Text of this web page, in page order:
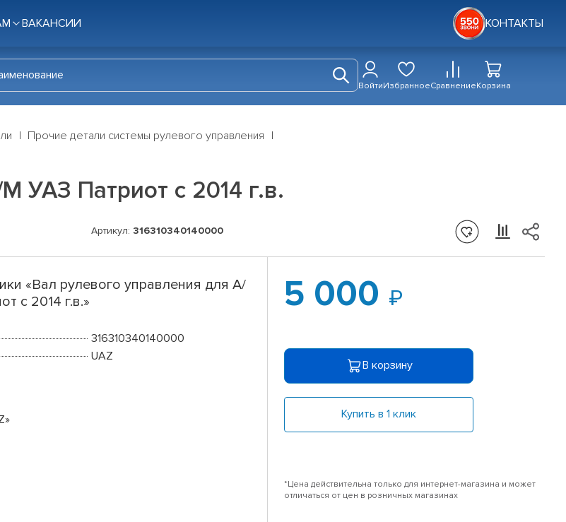
ВАКАНСИИ КОНТАКТЫ
ВойтиИзбранноеСравнениеКорзина
Прочие детали системы рулевого управления
УАЗ Патриот с 2014 г.в.
Артикул: 316310340140000
«Вал рулевого управления для А/
с 2014 г.в.»
316310340140000
UAZ
5 000
В корзину
Купить в 1 клик
*Цена действительна только для интернет-магазина и может
отличаться от цен в розничных магазинах